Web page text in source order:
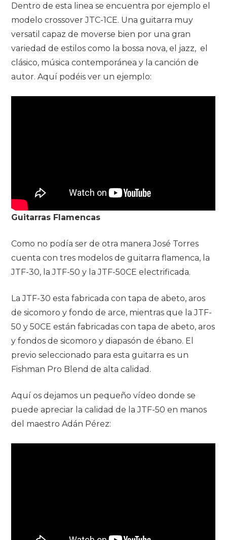
Dentro de esta linea se encuentra por ejemplo el
modelo crossover JTC-1CE. Una guitarra muy
versatil capaz de moverse bien por una gran
variedad de estilos como la bossa nova, el jazz, el
clásico, música contemporánea y la canción de
autor. Aquí podéis ver un ejemplo:
Guitarras Flamencas
Como no podía ser de otra manera José Torres
cuenta con tres modelos de guitarra flamenca, la
JTF-30, la JTF-50 y la JTF-50CE electrificada.
La JTF-30 esta fabricada con tapa de abeto, aros
de sicomoro y fondo de arce, mientras que la JTF-
50 y 50CE están fabricadas con tapa de abeto, aros
y fondos de sicomoro y diapasón de ébano. El
previo seleccionado para esta guitarra es un
Fishman Pro Blend de alta calidad.
Aquí os dejamos un pequeño vídeo donde se
puede apreciar la calidad de la JTF-50 en manos
del maestro Adán Pérez: